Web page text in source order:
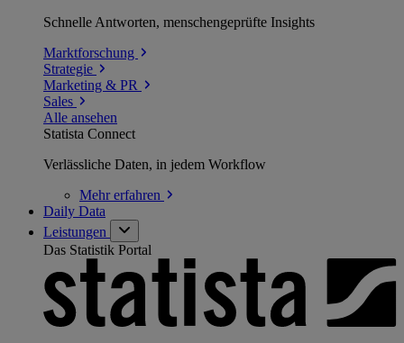
Schnelle Antworten, menschengeprüfte Insights
Marktforschung
Strategie
Marketing & PR
Sales
Alle ansehen
Statista Connect
Verlässliche Daten, in jedem Workflow
Mehrerfahren
Daily Data
Leistungen
Das Statistik Portal